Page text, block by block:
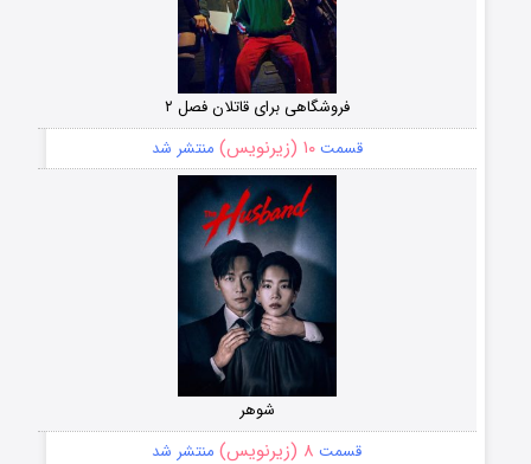
فروشگاهی برای قاتلان فصل ۲
قسمت۱۰ (زیرنویس) منتشر شد
شوهر
قسمت ۸ (زیرنویس) منتشر شد